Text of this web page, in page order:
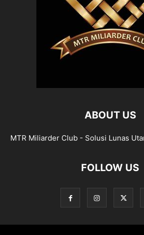
ABOUT US
MTR Miliarder Club - Solusi Lunas
FOLLOW US